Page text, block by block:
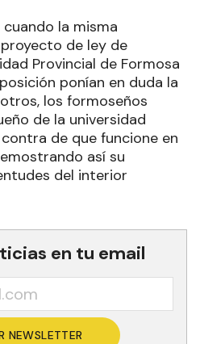
la misma
de ley de
Provincial de Formosa
ponían en duda la
los formoseños
de la universidad
de que funcione en
así su
del interior
en tu email
NEWSLETTER